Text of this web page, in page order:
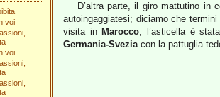
voi
voi
D’altra parte, il giro mattutino in
autoingaggiatesi; diciamo che termini
visita in Marocco; l’asticella è
Germania-Sveziacon la pattuglia